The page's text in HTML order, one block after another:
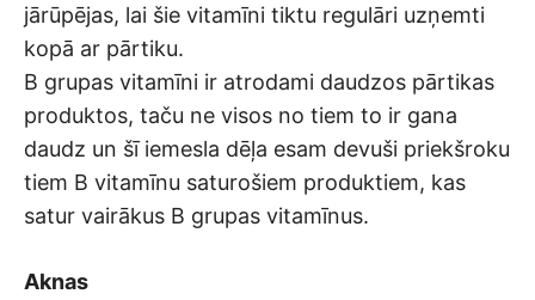
jārūpējas, lai šie vitamīni tiktu regulāri uzņemti
kopā ar pārtiku.
B grupas vitamīni ir atrodami daudzos pārtikas
produktos, taču ne visos no tiem to ir gana
daudz un šī iemesla dēļa esam devuši priekšroku
tiem B vitamīnu saturošiem produktiem, kas
satur vairākus B grupas vitamīnus.
Aknas